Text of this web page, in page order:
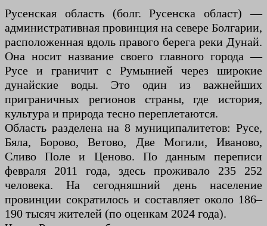
Русенская область (болг. Русенска област) —
административная провинция на севере Болгарии,
расположенная вдоль правого берега реки Дунай.
Она носит название своего главного города —
Русе и граничит с Румынией через широкие
дунайские воды. Это один из важнейших
приграничных регионов страны, где история,
культура и природа тесно переплетаются.
Область разделена на 8 муниципалитетов: Русе,
Бяла, Борово, Ветово, Две Могили, Иваново,
Сливо Поле и Ценово. По данным переписи
февраля 2011 года, здесь проживало 235 252
человека. На сегодняшний день население
провинции сократилось и составляет около 186–
190 тысяч жителей (по оценкам 2024 года).